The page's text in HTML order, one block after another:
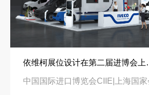
依维柯展